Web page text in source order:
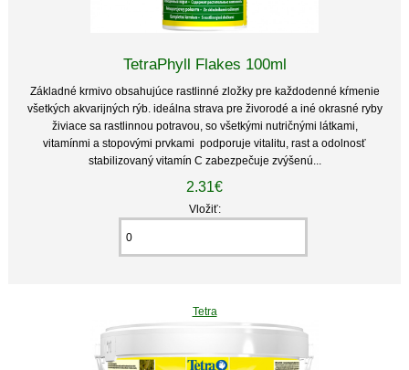
TetraPhyll Flakes 100ml
Základné krmivo obsahujúce rastlinné zložky pre každodenné kŕmenie
všetkých akvarijných rýb. ideálna strava pre živorodé a iné okrasné ryby
živiace sa rastlinnou potravou, so všetkými nutričnými látkami,
vitamínmi a stopovými prvkami podporuje vitalitu, rast a odolnosť
stabilizovaný vitamín C zabezpečuje zvýšenú...
2.31€
Vložiť:
Tetra